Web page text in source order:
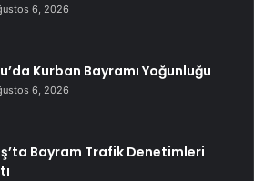
6, 2026
Kurban Bayramı Yoğunluğu
6, 2026
Bayram Trafik Denetimleri